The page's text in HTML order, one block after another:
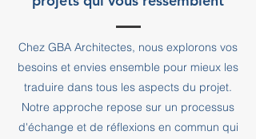
Chez GBA Architectes, nous explorons vos
besoins et envies ensemble pour mieux les
traduire dans tous les aspects du projet.
Notre approche repose sur un processus
d'échange et de réflexions en commun qui